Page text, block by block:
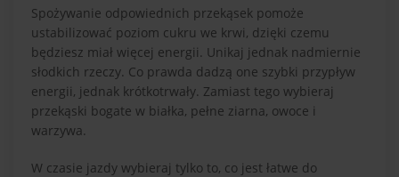
Spożywanie odpowiednich przekąsek pomoże
ustabilizować poziom cukru we krwi, dzięki czemu
będziesz miał więcej energii. Unikaj jednak nadmiernie
słodkich rzeczy. Co prawda dadzą one szybki przypływ
energii, jednak krótkotrwały. Zamiast tego wybieraj
przekąski bogate w białka, pełne ziarna, owoce i
warzywa.
W czasie jazdy wybieraj tylko to, co jest łatwe do